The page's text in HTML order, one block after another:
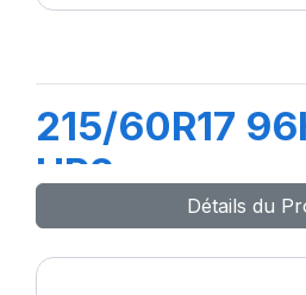
215/60R17
HP2
Détails du